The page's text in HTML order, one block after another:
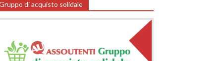
di acquisto solidale